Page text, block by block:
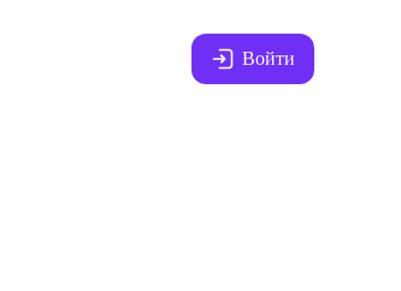
Войти